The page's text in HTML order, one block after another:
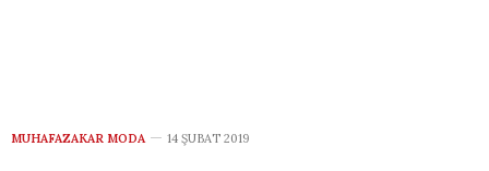
MUHAFAZAKAR MODA 14 ŞUBAT 2019